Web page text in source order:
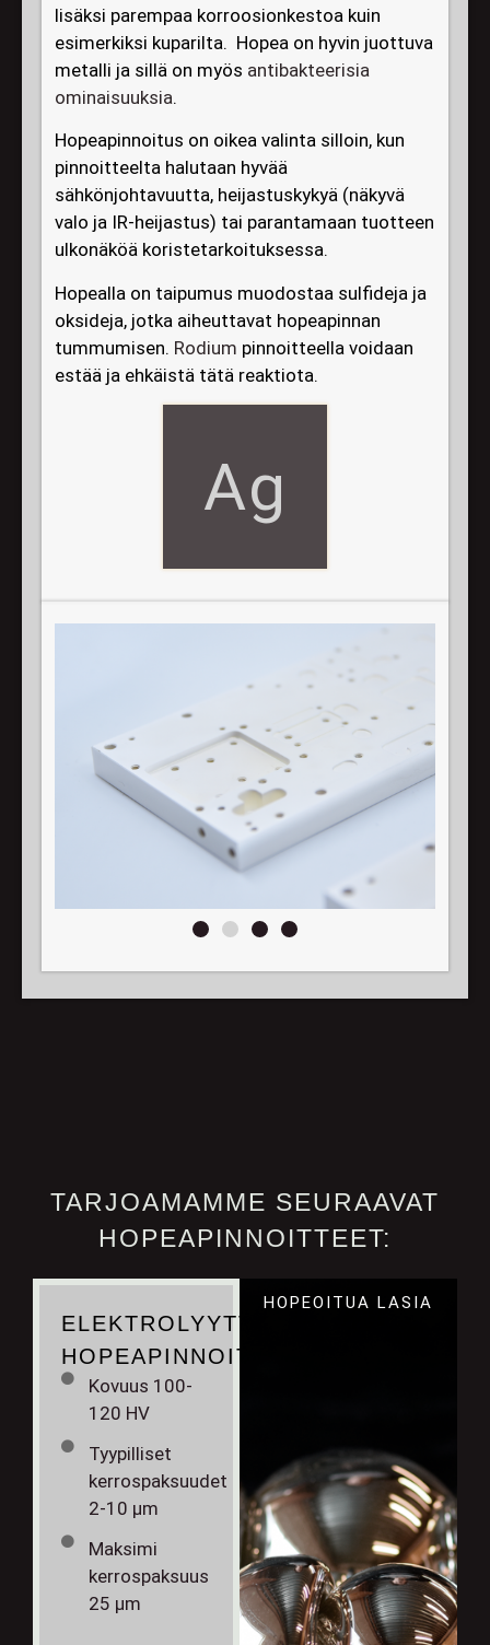
lisäksi parempaa korroosionkestoa kuin
esimerkiksi kuparilta. Hopea on hyvin juottuva
metalli ja sillä on myös antibakteerisia
ominaisuuksia.
Hopeapinnoitus on oikea valinta silloin, kun
pinnoitteelta halutaan hyvää
sähkönjohtavuutta, heijastuskykyä (näkyvä
valo ja IR-heijastus) tai parantamaan tuotteen
ulkonäköä koristetarkoituksessa.
Hopealla on taipumus muodostaa sulfideja ja
oksideja, jotka aiheuttavat hopeapinnan
tummumisen. Rodium pinnoitteella voidaan
estää ja ehkäistä tätä reaktiota.
Ag
TARJOAMAMME SEURAAVAT
HOPEAPINNOITTEET:
ELEKTROLYYTTINEN
HOPEAPINNOITE
Kovuus 100-
120 HV
Tyypilliset
kerrospaksuudet
2-10 μm
Maksimi
kerrospaksuus
25 μm
HOPEOITUA LASIA